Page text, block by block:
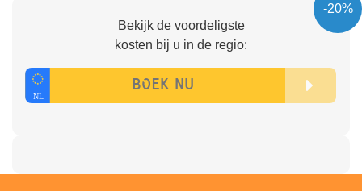
-20%
Bekijk de voordeligste
kosten bij u in de regio: